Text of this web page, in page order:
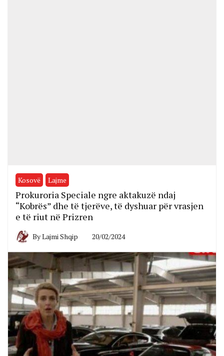
Kosovë Lajme
Prokuroria Speciale ngre aktakuzë ndaj
“Kobrës” dhe të tjerëve, të dyshuar për vrasjen
e të riut në Prizren
ByLajmi Shqip 20/02/2024